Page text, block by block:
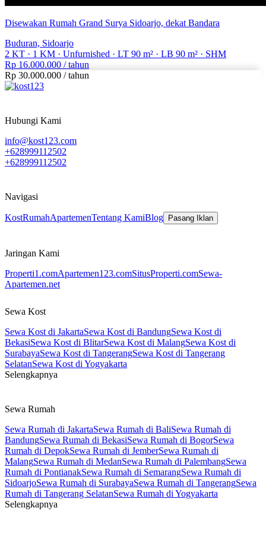
Disewakan Rumah Grand Surya Sidoarjo, dekat Bandara
Buduran, Sidoarjo
2 KT · 1 KM · Unfurnished · LT 90 m² · LB 90 m² · SHM
Rp 16.000.000 / tahun
Rp 30.000.000 /tahun
Hubungi Kami
info@kost123.com
+628999112502
+628999112502
Navigasi
KostRumahApartemenTentang KamiBlog Pasang Iklan
Jaringan Kami
Properti1.comApartemen123.comSitusProperti.comSewa-
Apartemen.net
Sewa Kost
Sewa Kost di JakartaSewa Kost di BandungSewa Kost di
BekasiSewa Kost di BlitarSewa Kost di MalangSewa Kost di
SurabayaSewa Kost di TangerangSewa Kost di Tangerang
SelatanSewa Kost di Yogyakarta
Selengkapnya
Sewa Rumah
Sewa Rumah di JakartaSewa Rumah di BaliSewa Rumah di
BandungSewa Rumah di BekasiSewa Rumah di BogorSewa
Rumah di DepokSewa Rumah di JemberSewa Rumah di
MalangSewa Rumah di MedanSewa Rumah di PalembangSewa
Rumah di PontianakSewa Rumah di SemarangSewa Rumah di
SidoarjoSewa Rumah di SurabayaSewa Rumah di TangerangSewa
Rumah di Tangerang SelatanSewa Rumah di Yogyakarta
Selengkapnya